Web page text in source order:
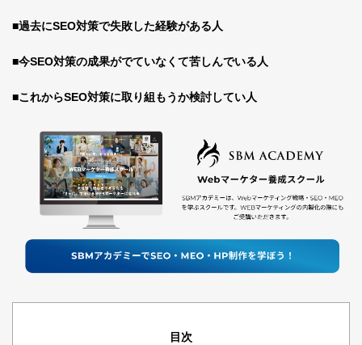
■過去にSEO対策で失敗した経験がある人
■今SEO対策の成果がでていなくて苦しんでいる人
■これからSEO対策に取り組もうか検討してい人
目次